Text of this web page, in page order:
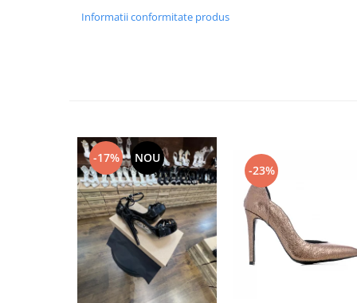
Informatii conformitate produs
-17% NOU
-23%